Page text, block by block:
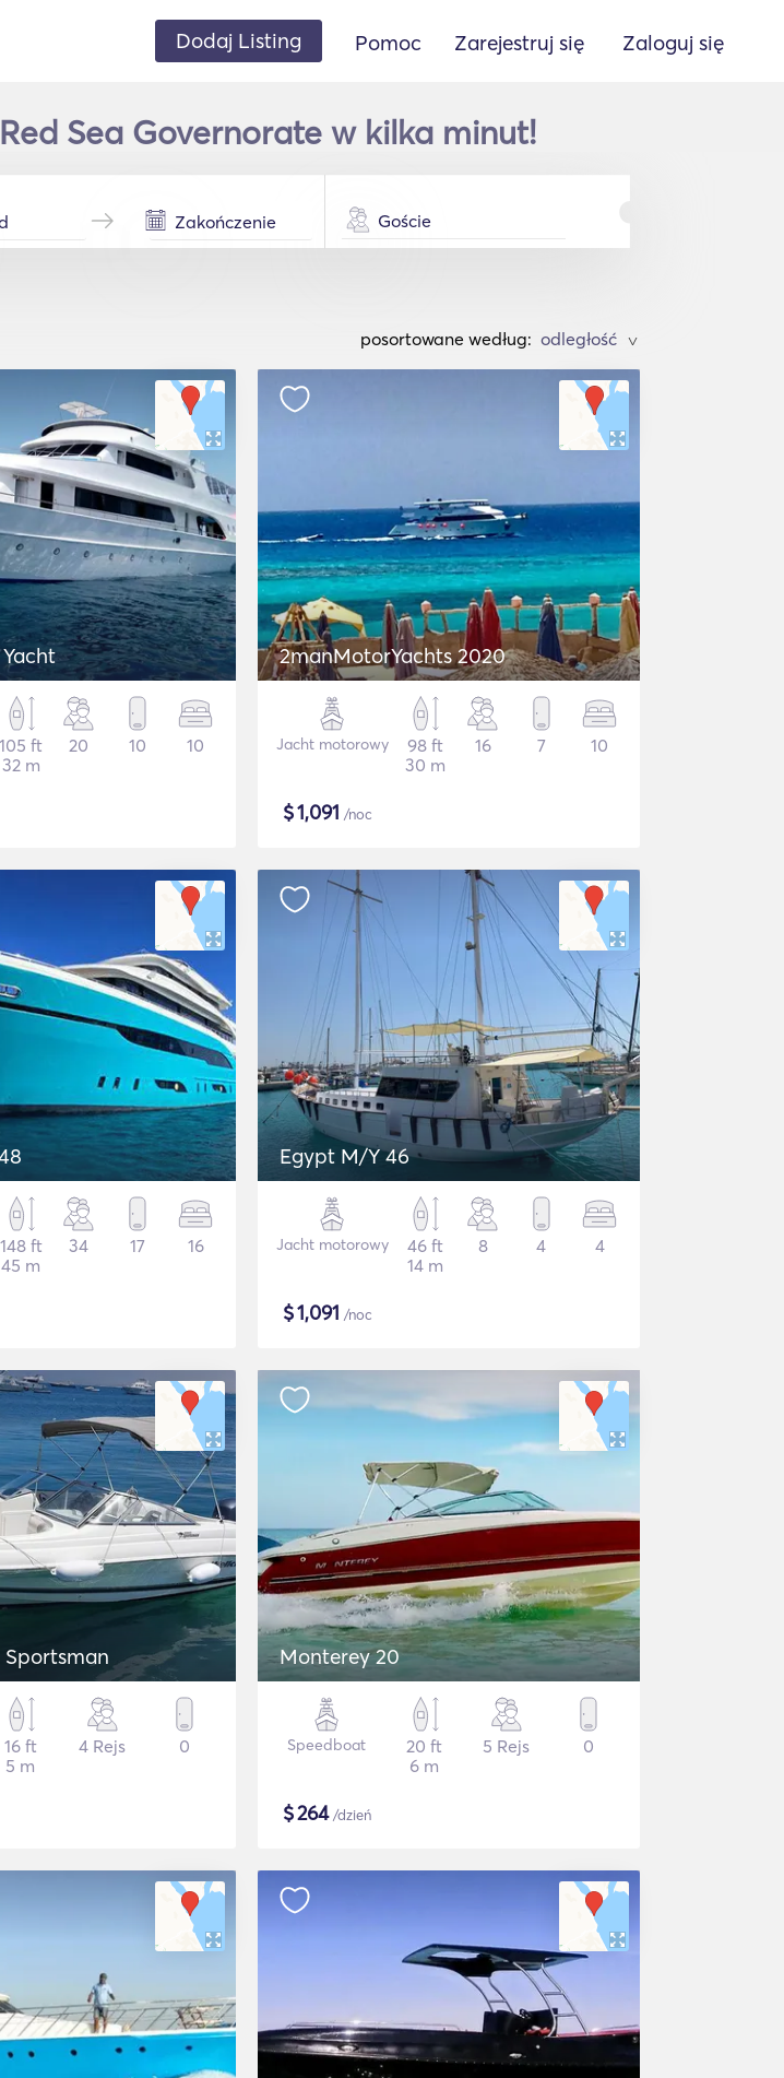
Dodaj Listing Pomoc Zarejestruj się Zaloguj się
Sea Governorate w kilka minut!
Goście
posortowane według: >
Diving Safari Yacht
105 ft
32 m
20 10 10
2manMotorYachts 2020
Jacht motorowy
98 ft
30 m
16 7 10
$1,091 /noc
148 ft
45 m
34 17 16
Egypt M/Y 46
Jacht motorowy
46 ft
14 m
8 4 4
$1,091 /noc
16 ft
5 m
4 Rejs 0
Monterey 20
Speedboat
20 ft
6 m
5 Rejs 0
$264/dzień